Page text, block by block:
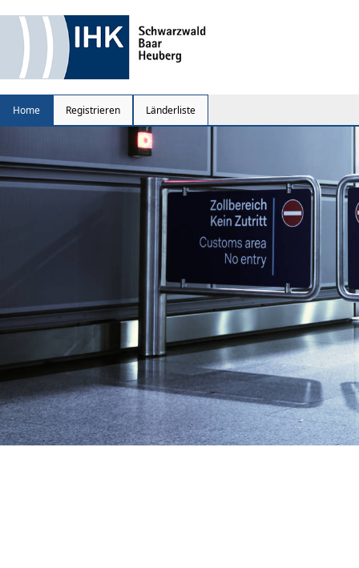
Home Registrieren Länderliste